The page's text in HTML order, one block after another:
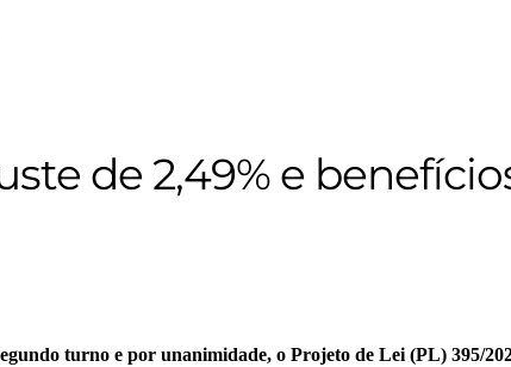
de 2,49% e
turno e por unanimidade, o Projeto de Lei (PL) 395/